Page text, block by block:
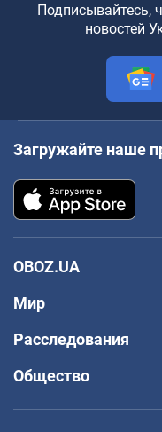
Подписывайтесь,
новостей
Загружайте наше
OBOZ.UA
Мир
Расследования
Общество